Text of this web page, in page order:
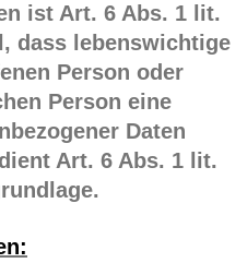
ist Art. 6 Abs. 1 lit.
dass lebenswichtige
Person oder
Person eine
Daten
Art. 6 Abs. 1 lit.